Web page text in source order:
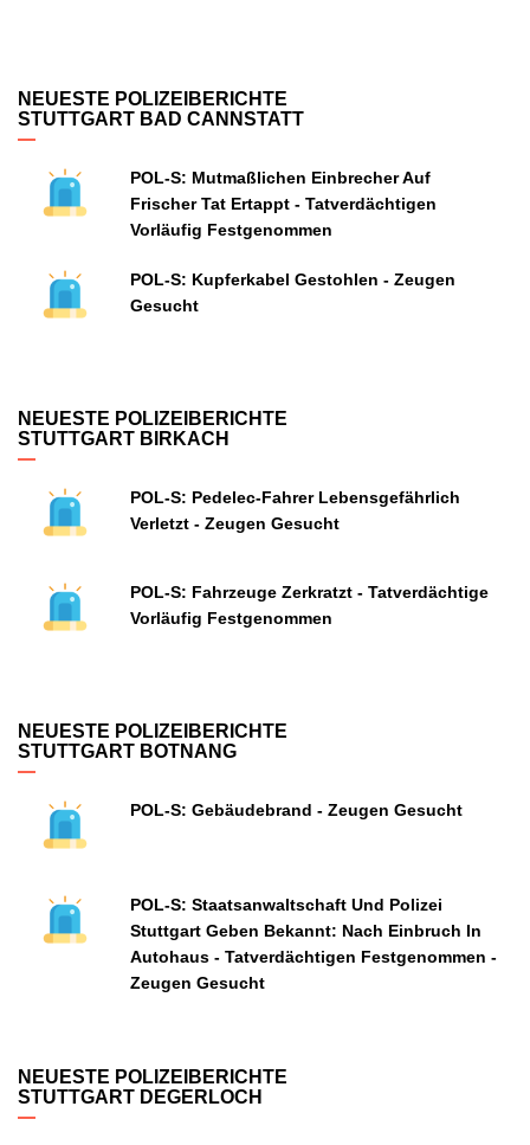
NEUESTE POLIZEIBERICHTE
STUTTGART BAD CANNSTATT
POL-S: Mutmaßlichen Einbrecher Auf
Frischer Tat Ertappt - Tatverdächtigen
Vorläufig Festgenommen
POL-S: Kupferkabel Gestohlen - Zeugen
Gesucht
NEUESTE POLIZEIBERICHTE
STUTTGART BIRKACH
POL-S: Pedelec-Fahrer Lebensgefährlich
Verletzt - Zeugen Gesucht
POL-S: Fahrzeuge Zerkratzt - Tatverdächtige
Vorläufig Festgenommen
NEUESTE POLIZEIBERICHTE
STUTTGART BOTNANG
POL-S: Gebäudebrand - Zeugen Gesucht
POL-S: Staatsanwaltschaft Und Polizei
Stuttgart Geben Bekannt: Nach Einbruch In
Autohaus - Tatverdächtigen Festgenommen -
Zeugen Gesucht
NEUESTE POLIZEIBERICHTE
STUTTGART DEGERLOCH